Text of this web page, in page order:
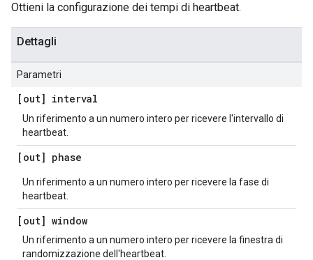
Ottieni la configurazione dei tempi di heartbeat.
Dettagli
Parametri
[out] interval
Un riferimento a un numero intero per ricevere l'intervallo di
heartbeat.
[out] phase
Un riferimento a un numero intero per ricevere la fase di
heartbeat.
[out] window
Un riferimento a un numero intero per ricevere la finestra di
randomizzazione dell'heartbeat.